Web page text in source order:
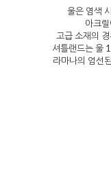
울은 염색
아크
고급 소재의
셔틀랜드는 울
라마나의 엄선